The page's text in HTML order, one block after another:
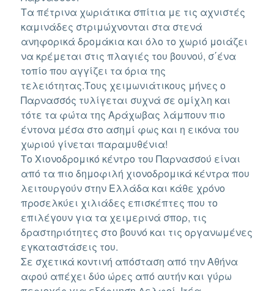
Τα πέτρινα χωριάτικα σπίτια με τις αχνιστές
καμινάδες στριμώχνονται στα στενά
ανηφορικά δρομάκια και όλο το χωριό μοιάζει
να κρέμεται στις πλαγιές του βουνού, σ΄ένα
τοπίο που αγγίζει τα όρια της
τελειότητας.Τους χειμωνιάτικους μήνες ο
Παρνασσός τυλίγεται συχνά σε ομίχλη και
τότε τα φώτα της Αράχωβας λάμπουν πιο
έντονα μέσα στο ασημί φως και η εικόνα του
χωριού γίνεται παραμυθένια!
Το Χιονοδρομικό κέντρο του Παρνασσού είναι
από τα πιο δημοφιλή χιονοδρομικά κέντρα που
λειτουργούν στην Ελλάδα και κάθε χρόνο
προσελκύει χιλιάδες επισκέπτες που το
επιλέγουν για τα χειμερινά σπορ, τις
δραστηριότητες στο βουνό και τις οργανωμένες
εγκαταστάσεις του.
Σε σχετικά κοντινή απόσταση από την Αθήνα
αφού απέχει δύο ώρες από αυτήν και γύρω